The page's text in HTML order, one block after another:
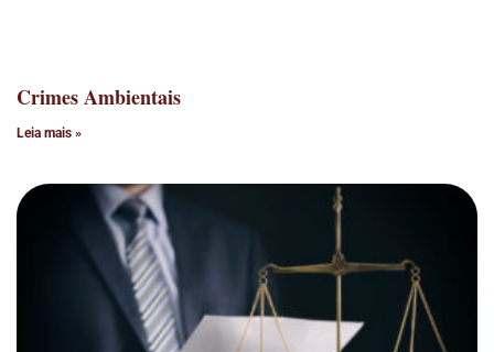
Crimes Ambientais
Leia mais »